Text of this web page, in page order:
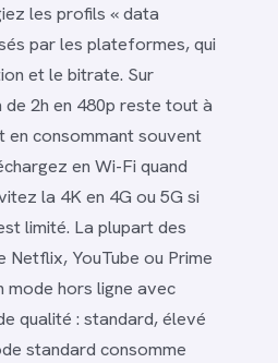
les profils « data
par les plateformes, qui
et le bitrate. Sur
de 2h en 480p reste tout à
consommant souvent
en Wi-Fi quand
la 4K en 4G ou 5G si
limité. La plupart des
Netflix, YouTube ou Prime
mode hors ligne avec
qualité : standard, élevé
standard consomme